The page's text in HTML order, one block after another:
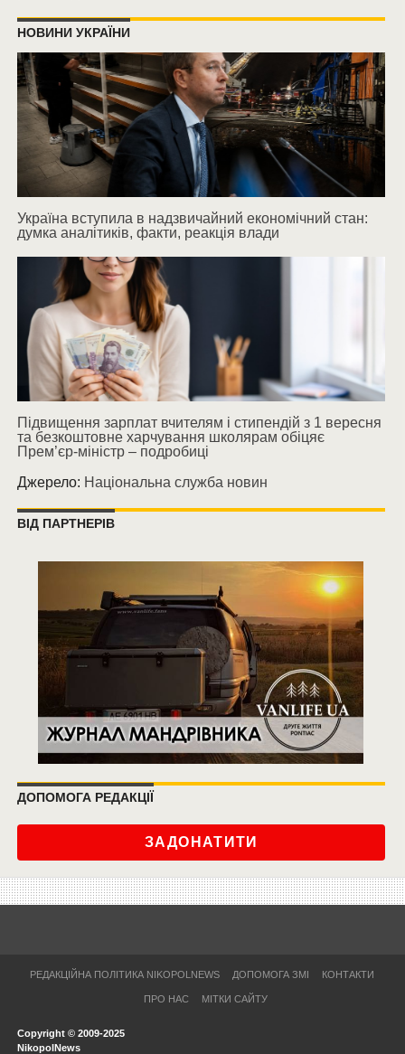
НОВИНИ УКРАЇНИ
Україна вступила в надзвичайний економічний стан:
думка аналітиків, факти, реакція влади
Підвищення зарплат вчителям і стипендій з 1 вересня
та безкоштовне харчування школярам обіцяє
Прем’єр-міністр – подробиці
Джерело: Національна служба новин
ВІД ПАРТНЕРІВ
ДОПОМОГА РЕДАКЦІЇ
ЗАДОНАТИТИ
РЕДАКЦІЙНА ПОЛІТИКА NIKOPOLNEWS ДОПОМОГА ЗМІ КОНТАКТИ
ПРО НАС МІТКИ САЙТУ
Copyright © 2009-2025
NikopolNews